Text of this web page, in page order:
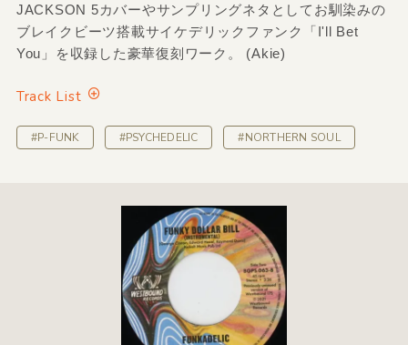
JACKSON 5カバーやサンプリングネタとしてお馴染みの
ブレイクビーツ搭載サイケデリックファンク「I'll Bet
You」を収録した豪華復刻ワーク。 (Akie)
Track List
#P-FUNK #PSYCHEDELIC #NORTHERN SOUL